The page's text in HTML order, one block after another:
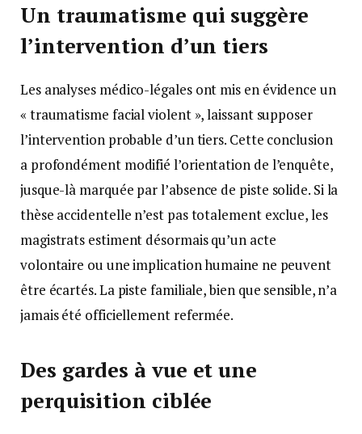
Un traumatisme qui suggère
l’intervention d’un tiers
Les analyses médico-légales ont mis en évidence un
« traumatisme facial violent », laissant supposer
l’intervention probable d’un tiers. Cette conclusion
a profondément modifié l’orientation de l’enquête,
jusque-là marquée par l’absence de piste solide. Si la
thèse accidentelle n’est pas totalement exclue, les
magistrats estiment désormais qu’un acte
volontaire ou une implication humaine ne peuvent
être écartés. La piste familiale, bien que sensible, n’a
jamais été officiellement refermée.
Des gardes à vue et une
perquisition ciblée